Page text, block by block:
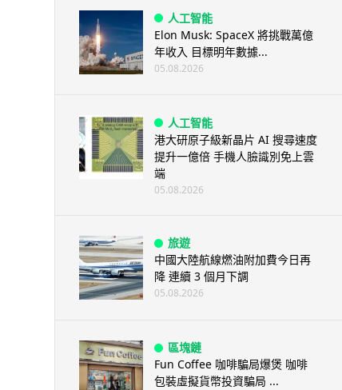
人工智能
Elon Musk: SpaceX 將挑戰萬億
年收入 目標明年數據...
05.08.2026
人工智能
港大研原子級新晶片 AI 搜尋速度
提升一億倍 手機人臉識別免上雲
端
05.08.2026
旅遊
中國大陸航線燃油附加費今日再
降 連續 3 個月下調
05.08.2026
區塊鏈
Fun Coffee 咖啡騙局爆煲 咖啡
包裝虛擬貨幣投資騙局 ...